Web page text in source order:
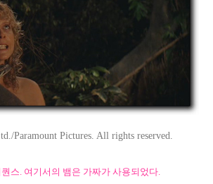
Paramount Pictures. All rights reserved.
스. 여기서의 뱀은 가짜가 사용되었다.